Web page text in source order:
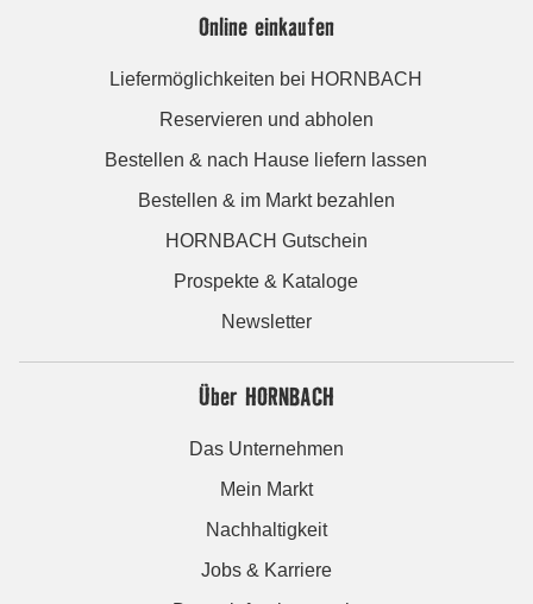
Online einkaufen
Liefermöglichkeiten bei HORNBACH
Reservieren und abholen
Bestellen & nach Hause liefern lassen
Bestellen & im Markt bezahlen
HORNBACH Gutschein
Prospekte & Kataloge
Newsletter
Über HORNBACH
Das Unternehmen
Mein Markt
Nachhaltigkeit
Jobs & Karriere